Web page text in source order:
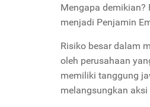
Mengapa demikian?
menjadi Penjamin
Risiko besar dalam
oleh perusahaan
memiliki tanggung
melangsungkan